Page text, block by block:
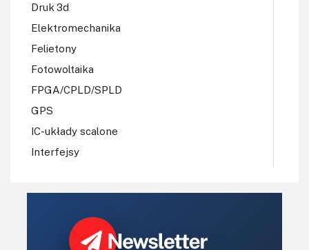
Druk 3d
Elektromechanika
Felietony
Fotowoltaika
FPGA/CPLD/SPLD
GPS
IC-układy scalone
Interfejsy
Koła Naukowe